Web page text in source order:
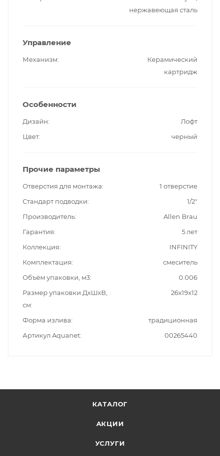
нержавеющая сталь
Управление
Механизм
Керамический
картридж
Особенности
Дизайн
Лофт
Цвет
черный
Прочие параметры
Отверстия для монтажа
1 отверстие
Стандарт подводки
1/2"
Производитель
Allen Brau
Гарантия
5 лет
Коллекция
INFINITY
Комплектация
смеситель
Объём упаковки, м3
0.006
Размер упаковки ДxШxВ,
см
26x19x12
Форма излива
традиционная
Артикул Aquanet
00265440
КАТАЛОГ
АКЦИИ
УСЛУГИ